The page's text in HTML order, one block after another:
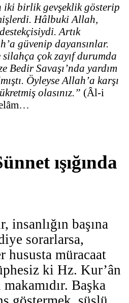
iki birlik gevşeklik gösterip
Hâlbuki Allah,
Artık
güvenip dayansınlar.
silahça çok zayıf durumda
Bedir Savaşı’nda yardım
Öyleyse Allah’a karşı
olasınız.” (Âl-i
ışığında
insanlığın başına
sorarlarsa,
hususta müracaat
ki Hz. Kur’ân
Başka